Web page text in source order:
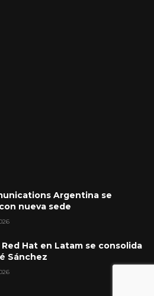
Argentina se
nueva sede
Hat en Latam se consolida
Sánchez